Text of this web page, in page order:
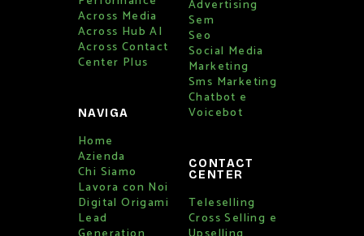
Across Media
Across Hub AI
Across Contact
Center Plus
NAVIGA
Home
Azienda
Chi Siamo
Lavora con Noi
Digital Origami
Lead
Advertising
Sem
Seo
Social Media
Marketing
Sms Marketing
Chatbot e
Voicebot
CONTACT
CENTER
Teleselling
Cross Selling e